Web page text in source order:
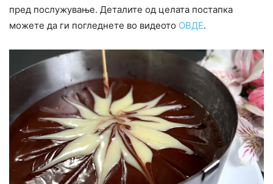
пред послужување. Деталите од целата постапка
можете да ги погледнете во видеото ОВДЕ.